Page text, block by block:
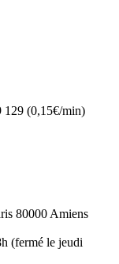
129 (0,15€/min)
80000 Amiens
(fermé le jeudi